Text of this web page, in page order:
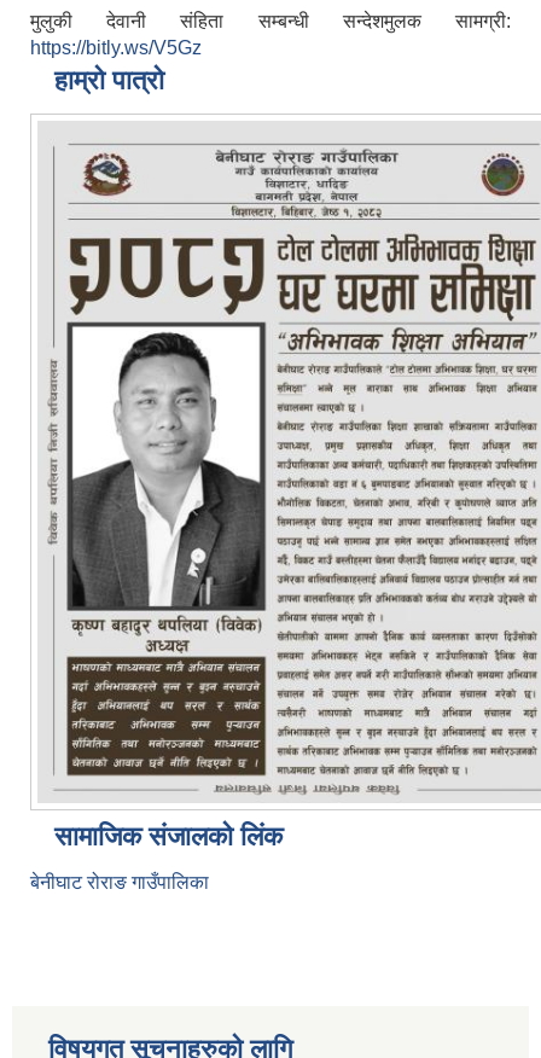
मुलुकी देवानी संहिता सम्बन्धी सन्देशमुलक सामग्री:
https://bitly.ws/V5Gz
हाम्रो पात्रो
सामाजिक संजालको लिंक
बेनीघाट रोराङ गाउँपालिका
विषयगत सूचनाहरुको लागि